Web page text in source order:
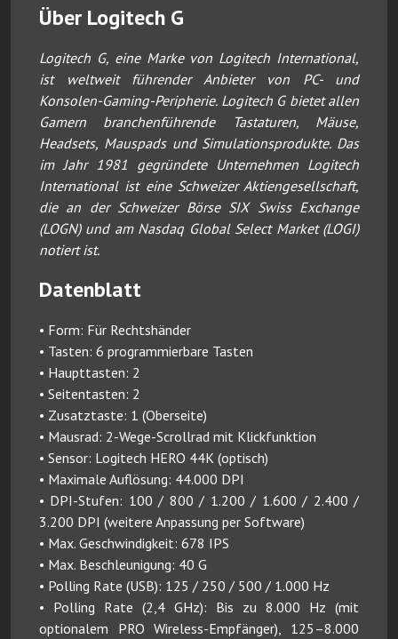
Über Logitech G
Logitech G, eine Marke von Logitech International,
ist weltweit führender Anbieter von PC- und
Konsolen-Gaming-Peripherie. Logitech G bietet allen
Gamern branchenführende Tastaturen, Mäuse,
Headsets, Mauspads und Simulationsprodukte. Das
im Jahr 1981 gegründete Unternehmen Logitech
International ist eine Schweizer Aktiengesellschaft,
die an der Schweizer Börse SIX Swiss Exchange
(LOGN) und am Nasdaq Global Select Market (LOGI)
notiert ist.
Datenblatt
• Form: Für Rechtshänder
• Tasten: 6 programmierbare Tasten
• Haupttasten: 2
• Seitentasten: 2
• Zusatztaste: 1 (Oberseite)
• Mausrad: 2-Wege-Scrollrad mit Klickfunktion
• Sensor: Logitech HERO 44K (optisch)
• Maximale Auflösung: 44.000 DPI
• DPI-Stufen: 100 / 800 / 1.200 / 1.600 / 2.400 /
3.200 DPI (weitere Anpassung per Software)
• Max. Geschwindigkeit: 678 IPS
• Max. Beschleunigung: 40 G
• Polling Rate (USB): 125 / 250 / 500 / 1.000 Hz
• Polling Rate (2,4 GHz): Bis zu 8.000 Hz (mit
optionalem PRO Wireless-Empfänger), 125–8.000